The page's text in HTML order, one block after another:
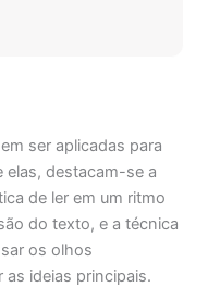
ser aplicadas para
elas, destacam-se a
de ler em um ritmo
do texto, e a técnica
os olhos
ideias principais.